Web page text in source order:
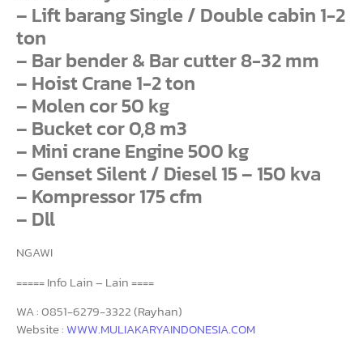
– Lift barang Single / Double cabin 1-2
ton
– Bar bender & Bar cutter 8-32 mm
– Hoist Crane 1-2 ton
– Molen cor 50 kg
– Bucket cor 0,8 m3
– Mini crane Engine 500 kg
– Genset Silent / Diesel 15 – 150 kva
– Kompressor 175 cfm
– Dll
NGAWI
===== Info Lain – Lain ====
WA : 0851-6279-3322 (Rayhan)
Website : WWW.MULIAKARYAINDONESIA.COM